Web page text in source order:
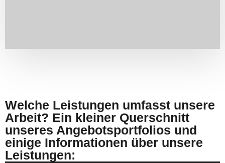
Welche Leistungen umfasst unsere
Arbeit? Ein kleiner Querschnitt
unseres Angebotsportfolios und
einige Informationen über unsere
Leistungen: